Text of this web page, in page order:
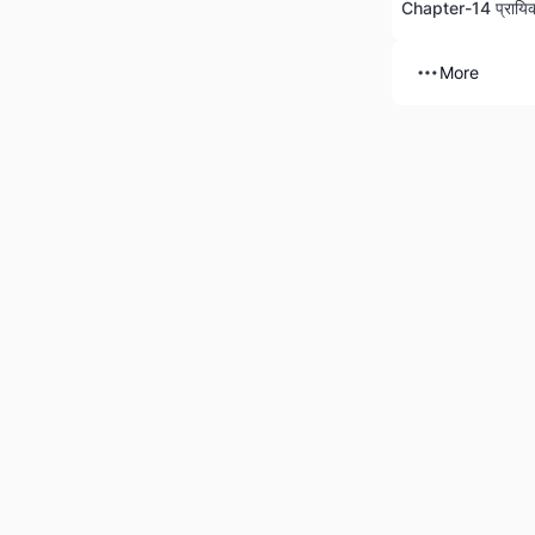
Chapter-14
More